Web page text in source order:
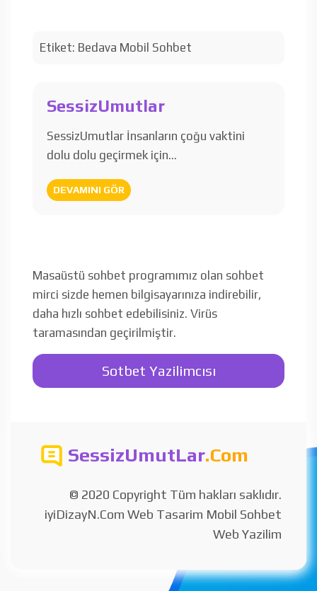
Etiket: Bedava Mobil Sohbet
SessizUmutlar
SessizUmutlar İnsanların çoğu vaktini
dolu dolu geçirmek için…
DEVAMINI GÖR
Masaüstü sohbet programımız olan sohbet
mirci sizde hemen bilgisayarınıza indirebilir,
daha hızlı sohbet edebilisiniz. Virüs
taramasından geçirilmiştir.
Sotbet Yazilimcısı
SessizUmutLar.Com
© 2020 Copyright Tüm hakları saklıdır.
iyiDizayN.Com Web Tasarim Mobil Sohbet
Web Yazilim